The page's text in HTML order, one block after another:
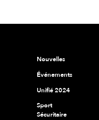
Nouvelles
Événements
Unifié 2024
Sport
Sécuritaire